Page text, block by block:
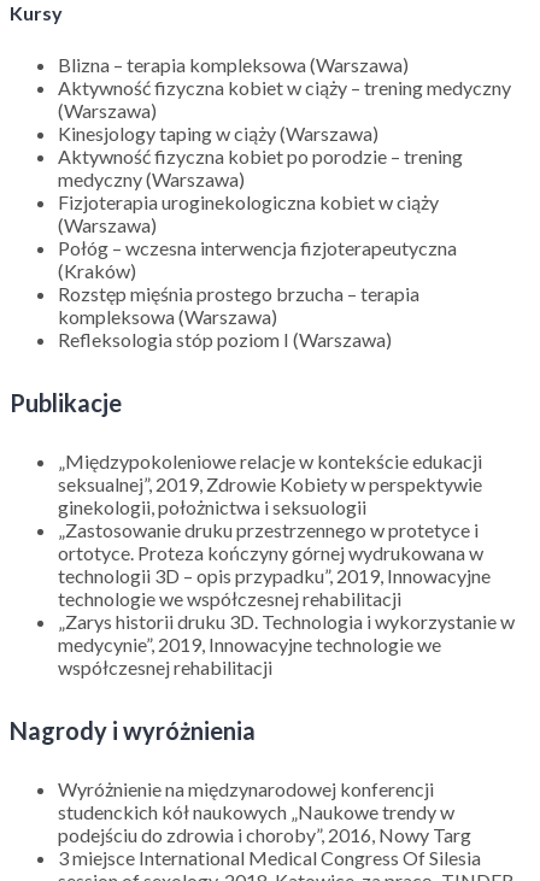
Kursy
Blizna – terapia kompleksowa (Warszawa)
Aktywność fizyczna kobiet w ciąży – trening medyczny
(Warszawa)
Kinesjology taping w ciąży (Warszawa)
Aktywność fizyczna kobiet po porodzie – trening
medyczny (Warszawa)
Fizjoterapia uroginekologiczna kobiet w ciąży
(Warszawa)
Połóg – wczesna interwencja fizjoterapeutyczna
(Kraków)
Rozstęp mięśnia prostego brzucha – terapia
kompleksowa (Warszawa)
Refleksologia stóp poziom I (Warszawa)
Publikacje
„Międzypokoleniowe relacje w kontekście edukacji
seksualnej”, 2019, Zdrowie Kobiety w perspektywie
ginekologii, położnictwa i seksuologii
„Zastosowanie druku przestrzennego w protetyce i
ortotyce. Proteza kończyny górnej wydrukowana w
technologii 3D – opis przypadku”, 2019, Innowacyjne
technologie we współczesnej rehabilitacji
„Zarys historii druku 3D. Technologia i wykorzystanie w
medycynie”, 2019, Innowacyjne technologie we
współczesnej rehabilitacji
Nagrody i wyróżnienia
Wyróżnienie na międzynarodowej konferencji
studenckich kół naukowych „Naukowe trendy w
podejściu do zdrowia i choroby”, 2016, Nowy Targ
3 miejsce International Medical Congress Of Silesia